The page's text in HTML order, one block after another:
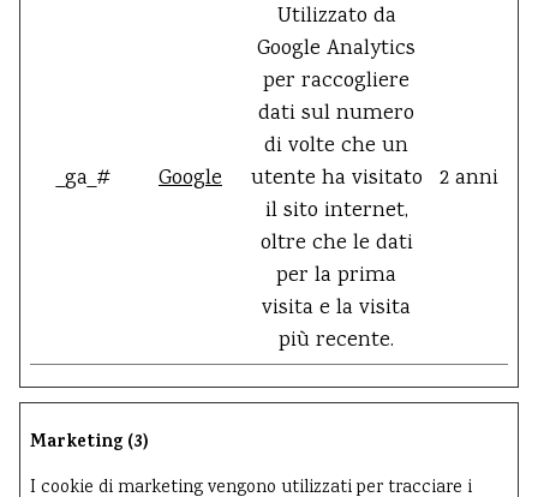
_ga_# Google
Utilizzato da
Google Analytics
per raccogliere
dati sul numero
di volte che un
utente ha visitato
il sito internet,
oltre che le dati
per la prima
visita e la visita
più recente.
2 anni
Marketing (3)
I cookie di marketing vengono utilizzati per tracciare i